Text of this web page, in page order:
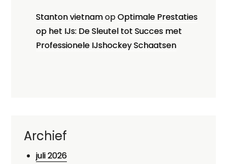
Stanton vietnamopOptimale Prestaties
op het IJs: De Sleutel tot Succes met
Professionele IJshockey Schaatsen
Archief
juli 2026